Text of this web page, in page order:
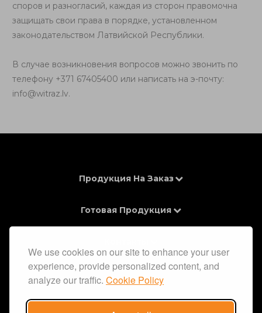
We use cookies on our site to enhance your user
experience, provide personalized content, and
analyze our traffic. Cookie Policy
споров и разногласий, каждая из сторон правомочна
защищать свои права в порядке, установленном
законодательством Латвийской Республики.
В случае возникновения вопросов можно звонить по
телефону +371 67405400 или написать на э-почту:
info@witraz.lv.
Продукция На Заказ
Готовая Продукция
Информация